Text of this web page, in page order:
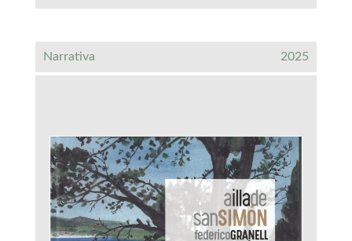
Narrativa 2025